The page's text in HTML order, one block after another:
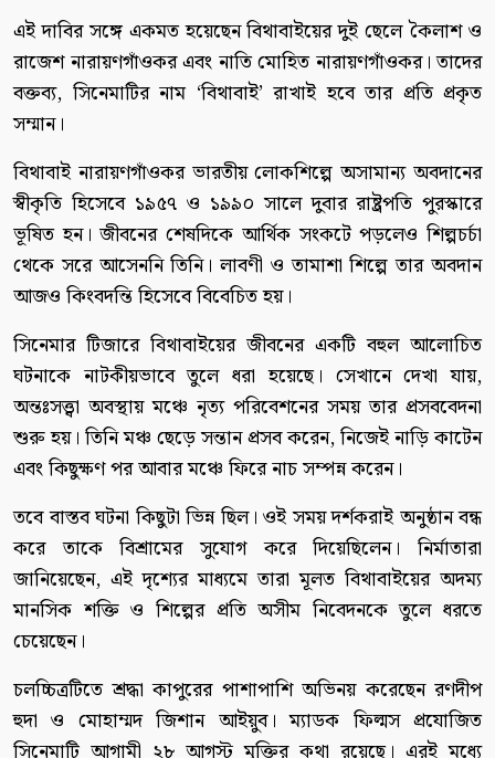
এই দাবির সঙ্গে একমত হয়েছেন বিথাবাইয়ের দুই ছেলে কৈলাশ ও
রাজেশ নারায়ণগাঁওকর এবং নাতি মোহিত নারায়ণগাঁওকর। তাদের
বক্তব্য, সিনেমাটির নাম ‘বিথাবাই’ রাখাই হবে তার প্রতি প্রকৃত
সম্মান।
বিথাবাই নারায়ণগাঁওকর ভারতীয় লোকশিল্পে অসামান্য অবদানের
স্বীকৃতি হিসেবে ১৯৫৭ ও ১৯৯০ সালে দুবার রাষ্ট্রপতি পুরস্কারে
ভূষিত হন। জীবনের শেষদিকে আর্থিক সংকটে পড়লেও শিল্পচর্চা
থেকে সরে আসেননি তিনি। লাবণী ও তামাশা শিল্পে তার অবদান
আজও কিংবদন্তি হিসেবে বিবেচিত হয়।
সিনেমার টিজারে বিথাবাইয়ের জীবনের একটি বহুল আলোচিত
ঘটনাকে নাটকীয়ভাবে তুলে ধরা হয়েছে। সেখানে দেখা যায়,
অন্তঃসত্ত্বা অবস্থায় মঞ্চে নৃত্য পরিবেশনের সময় তার প্রসববেদনা
শুরু হয়। তিনি মঞ্চ ছেড়ে সন্তান প্রসব করেন, নিজেই নাড়ি কাটেন
এবং কিছুক্ষণ পর আবার মঞ্চে ফিরে নাচ সম্পন্ন করেন।
তবে বাস্তব ঘটনা কিছুটা ভিন্ন ছিল। ওই সময় দর্শকরাই অনুষ্ঠান বন্ধ
করে তাকে বিশ্রামের সুযোগ করে দিয়েছিলেন। নির্মাতারা
জানিয়েছেন, এই দৃশ্যের মাধ্যমে তারা মূলত বিথাবাইয়ের অদম্য
মানসিক শক্তি ও শিল্পের প্রতি অসীম নিবেদনকে তুলে ধরতে
চেয়েছেন।
চলচ্চিত্রটিতে শ্রদ্ধা কাপুরের পাশাপাশি অভিনয় করেছেন রণদীপ
হুদা ও মোহাম্মদ জিশান আইয়ুব। ম্যাডক ফিল্মস প্রযোজিত
সিনেমাটি আগামী ২৮ আগস্ট মুক্তির কথা রয়েছে। এরই মধ্যে